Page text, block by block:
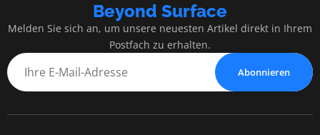
Beyond Surface
Melden Sie sich an, um unsere neuesten Artikel direkt in Ihrem
Postfach zu erhalten.
Abonnieren